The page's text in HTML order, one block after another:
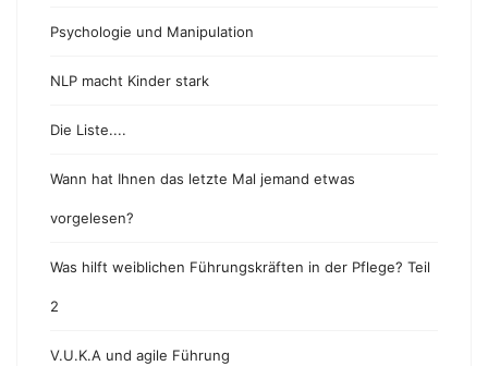
Psychologie und Manipulation
NLP macht Kinder stark
Die Liste....
Wann hat Ihnen das letzte Mal jemand etwas
vorgelesen?
Was hilft weiblichen Führungskräften in der Pflege? Teil
2
V.U.K.A und agile Führung